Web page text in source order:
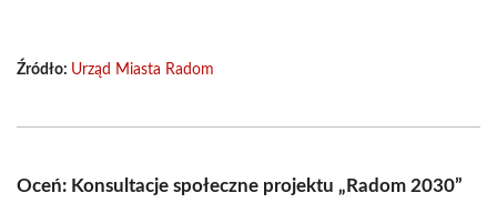
Źródło: Urząd Miasta Radom
Oceń: Konsultacje społeczne projektu „Radom 2030”